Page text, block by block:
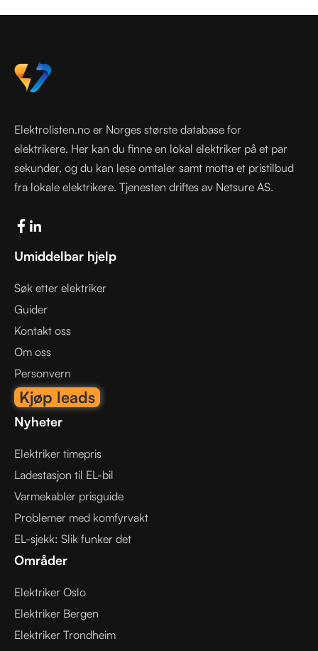
Elektrolisten.no er Norges største database for
elektrikere. Her kan du finne en lokal elektriker på et par
sekunder, og du kan lese omtaler samt motta et pristilbud
fra lokale elektrikere. Tjenesten driftes av Netsure AS.
Umiddelbar hjelp
Søk etter elektriker
Guider
Kontakt oss
Om oss
Personvern
Kjøp leads
Nyheter
Elektriker timepris
Ladestasjon til EL-bil
Varmekabler prisguide
Problemer med komfyrvakt
EL-sjekk: Slik funker det
Områder
Elektriker Oslo
Elektriker Bergen
Elektriker Trondheim